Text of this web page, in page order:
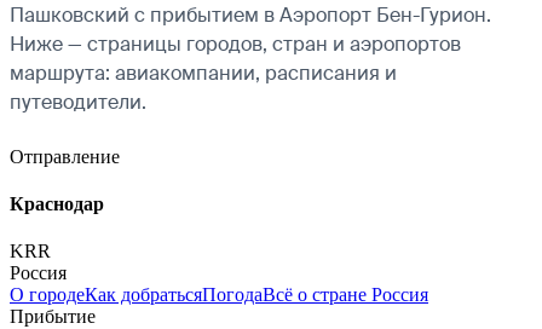
Пашковский с прибытием в Аэропорт Бен-Гурион.
Ниже — страницы городов, стран и аэропортов
маршрута: авиакомпании, расписания и
путеводители.
Отправление
Краснодар
KRR
Россия
О городеКак добратьсяПогодаВсё о стране Россия
Прибытие